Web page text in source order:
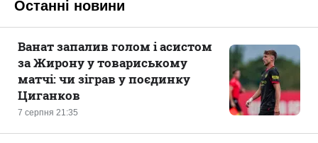
Останні новини
7 серпня 21:35
Ванат запалив голом і асистом
за Жирону у товариському
матчі: чи зіграв у поєдинку
Циганков